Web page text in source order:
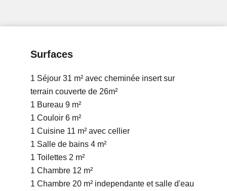
Surfaces
1 Séjour 31 m² avec cheminée insert sur
terrain couverte de 26m²
1 Bureau 9 m²
1 Couloir 6 m²
1 Cuisine 11 m² avec cellier
1 Salle de bains 4 m²
1 Toilettes 2 m²
1 Chambre 12 m²
1 Chambre 20 m² independante et salle d'eau